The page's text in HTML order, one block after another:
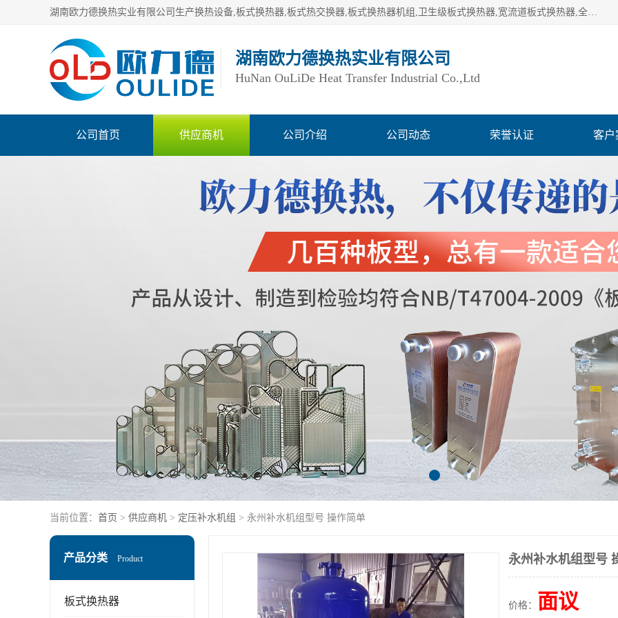
湖南欧力德换热实业有限公司生产换热设备,板式换热器,板式热交换器,板式换热器机组,卫生级板式换热器,宽流道板式换热器,全焊接板式换热器,钎焊板式换热器,钛材板式换热器,容积式换热器,盘管换热,不锈钢水箱,定压补水机组,变频供水机组等,用户覆盖：湖南、湖北、广西、广东、海南、云南、贵州等全国各地。
湖南欧力德换热实业有限公司
HuNan OuLiDe Heat Transfer Industrial Co.,Ltd
公司首页 供应商机 公司介绍 公司动态 荣誉认证 客户
当前位置： 首页 > 供应商机 > 定压补水机组 > 永州补水机组型号 操作简单
产品分类 Product
板式换热器
永州补水机组型号
价格： 面议